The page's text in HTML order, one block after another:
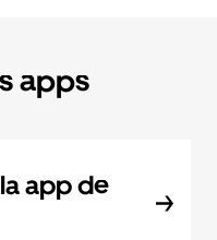
apps
app de